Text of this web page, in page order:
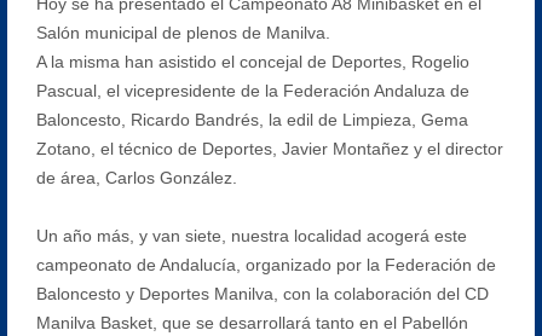
Salón municipal de plenos de Manilva.
A la misma han asistido el concejal de Deportes, Rogelio
Pascual, el vicepresidente de la Federación Andaluza de
Baloncesto, Ricardo Bandrés, la edil de Limpieza, Gema
Zotano, el técnico de Deportes, Javier Montañez y el director
de área, Carlos González.
Un año más, y van siete, nuestra localidad acogerá este
campeonato de Andalucía, organizado por la Federación de
Baloncesto y Deportes Manilva, con la colaboración del CD
Manilva Basket, que se desarrollará tanto en el Pabellón